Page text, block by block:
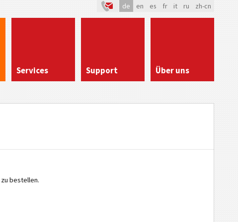
de en es fr it ru zh-cn
Services Support Über uns
zu bestellen.